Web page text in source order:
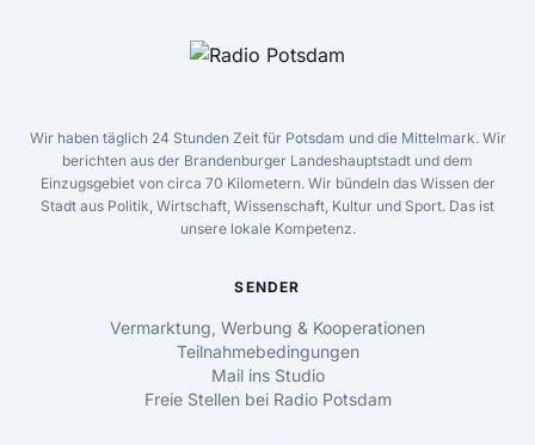
Wir haben täglich 24 Stunden Zeit für Potsdam und die Mittelmark. Wir
berichten aus der Brandenburger Landeshauptstadt und dem
Einzugsgebiet von circa 70 Kilometern. Wir bündeln das Wissen der
Stadt aus Politik, Wirtschaft, Wissenschaft, Kultur und Sport. Das ist
unsere lokale Kompetenz.
SENDER
Vermarktung, Werbung & Kooperationen
Teilnahmebedingungen
Mail ins Studio
Freie Stellen bei Radio Potsdam